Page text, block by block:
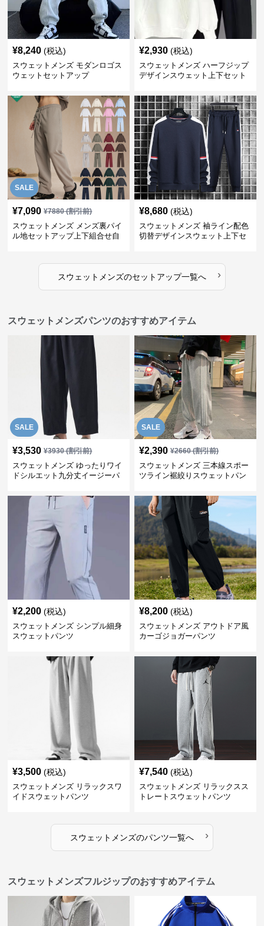
¥8,240 (税込)
スウェットメンズ モダンロゴス
ウェットセットアップ
¥2,930 (税込)
スウェットメンズ ハーフジップ
デザインスウェット上下セット
SALE
¥7,090 ¥7880(割引前)
スウェットメンズ メンズ裏パイ
ル地セットアップ上下組合せ自
¥8,680 (税込)
スウェットメンズ 袖ライン配色
切替デザインスウェット上下セ
スウェットメンズのセットアップ一覧へ ›
スウェットメンズパンツのおすすめアイテム
SALE
¥3,530 ¥3930(割引前)
スウェットメンズ ゆったりワイ
ドシルエット九分丈イージーパ
SALE
¥2,390 ¥2660(割引前)
スウェットメンズ 三本線スポー
ツライン裾絞りスウェットパン
¥2,200 (税込)
スウェットメンズ シンプル細身
スウェットパンツ
¥8,200 (税込)
スウェットメンズ アウトドア風
カーゴジョガーパンツ
¥3,500 (税込)
スウェットメンズ リラックスワ
イドスウェットパンツ
¥7,540 (税込)
スウェットメンズ リラックスス
トレートスウェットパンツ
スウェットメンズのパンツ一覧へ ›
スウェットメンズフルジップのおすすめアイテム